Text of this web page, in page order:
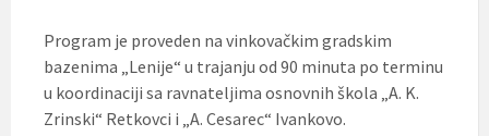
Program je proveden na vinkovačkim gradskim
bazenima „Lenije“ u trajanju od 90 minuta po terminu
u koordinaciji sa ravnateljima osnovnih škola „A. K.
Zrinski“ Retkovci i „A. Cesarec“ Ivankovo.